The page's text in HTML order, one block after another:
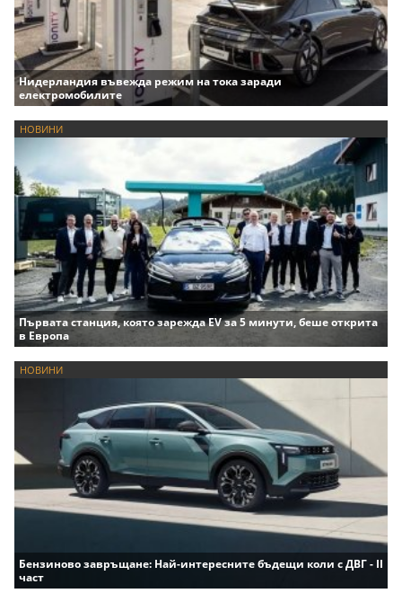
Нидерландия въвежда режим на тока заради
електромобилите
НОВИНИ
Първата станция, която зарежда EV за 5 минути, беше открита
в Европа
НОВИНИ
Бензиново завръщане: Най-интересните бъдещи коли с ДВГ - II
част